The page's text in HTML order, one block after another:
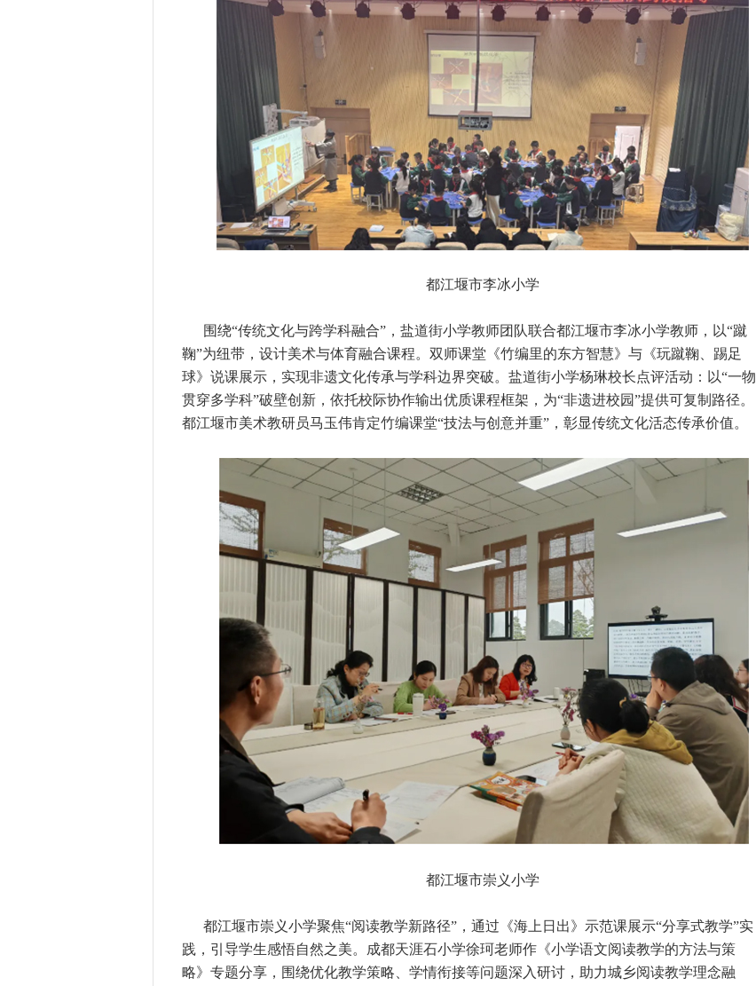
都江堰市李冰小学
围绕“传统文化与跨学科融合”，盐道街小学教师团队联合都江堰市李冰小学教师，以“蹴
鞠”为纽带，设计美术与体育融合课程。双师课堂《竹编里的东方智慧》与《玩蹴鞠、踢足
球》说课展示，实现非遗文化传承与学科边界突破。盐道街小学杨琳校长点评活动：以“一物
贯穿多学科”破壁创新，依托校际协作输出优质课程框架，为“非遗进校园”提供可复制路径。
都江堰市美术教研员马玉伟肯定竹编课堂“技法与创意并重”，彰显传统文化活态传承价值。
都江堰市崇义小学
都江堰市崇义小学聚焦“阅读教学新路径”，通过《海上日出》示范课展示“分享式教学”实
践，引导学生感悟自然之美。成都天涯石小学徐珂老师作《小学语文阅读教学的方法与策
略》专题分享，围绕优化教学策略、学情衔接等问题深入研讨，助力城乡阅读教学理念融